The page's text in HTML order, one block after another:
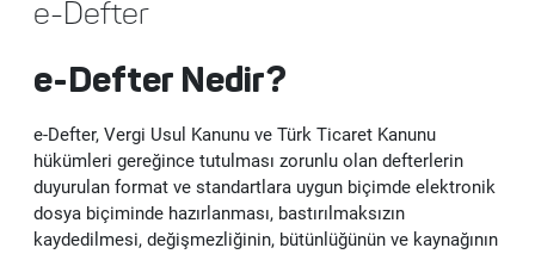
Tarihçe
İlklerimiz
Kalite Belgelerimiz
Haberler
Kullanıcı Deneyimi (UX) ve Kullanıcı Arayüz (UI)
Web Sitesi ve Portal Çözümleri
B2C-B2B E-Ticaret Yazılımları
SAP Kurumsal Uygulama Yazılımları
S/4HANA ERP
SAP Müşteri Deneyimi (CX) Çözümleri: C/4HANA
Bulut Tabanlı Entegre İş Uygulamaları
e-Şirket
Lisanslama Çözümleri
Vendorside - Tedarikçi Yönetim Sistemi
Delicious - Gıda Sektörüne Özel SAP S/4HANA Çözümü
MÜŞTERİLERİMİZ
BAŞARILARIMIZ
e-Defter
e-Defter Nedir?
e-Defter, Vergi Usul Kanunu ve Türk Ticaret Kanunu
hükümleri gereğince tutulması zorunlu olan defterlerin
duyurulan format ve standartlara uygun biçimde elektronik
dosya biçiminde hazırlanması, bastırılmaksızın
kaydedilmesi, değişmezliğinin, bütünlüğünün ve kaynağının